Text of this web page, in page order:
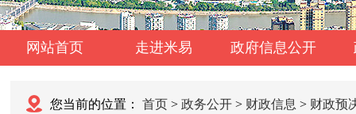
网站首页 走进米易 政府信息公开
您当前的位置： 首页 > 政务公开 > 财政信息 > 财政预